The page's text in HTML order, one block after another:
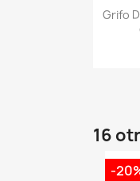
Grifo
16
-